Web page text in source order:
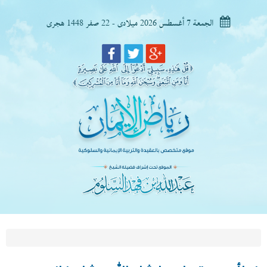
الجمعة 7 أغسطس 2026 ميلادى - 22 صفر 1448 هجرى